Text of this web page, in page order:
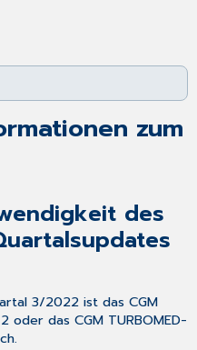
zum
des
3/2022 ist das CGM
oder das CGM TURBOMED-